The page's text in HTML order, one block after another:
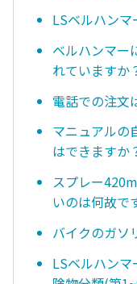
LSベルハンマ
ベルハンマー
れていますか
電話での注文
マニュアルの
はできますか
スプレー
いのは何故で
バイクのガソ
LSベルハン